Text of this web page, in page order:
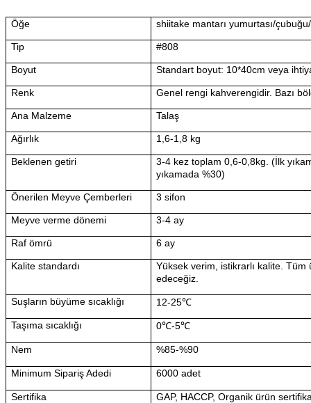
Öğe shiitake mantarı yumurtası/
Tip #808
Boyut Standart boyut: 10*40cm veya
Renk Genel rengi kahverengidir. Bazı
Ana Malzeme Talaş
Ağırlık 1,6-1,8 kg
Beklenen getiri
3-4 kez toplam 0,6-0,8kg. (İlk
yıkamada %30)
Önerilen Meyve Çemberleri 3 sifon
Meyve verme dönemi 3-4 ay
Raf ömrü 6 ay
Kalite standardı
Yüksek verim, istikrarlı kalite.
edeceğiz.
Suşların büyüme sıcaklığı 12-25℃
Taşıma sıcaklığı 0℃-5℃
Nem %85-%90
Minimum Sipariş Adedi 6000 adet
Sertifika GAP, HACCP, Organik ürün